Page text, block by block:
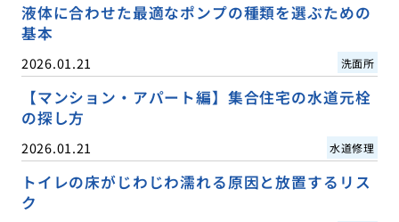
液体に合わせた最適なポンプの種類を選ぶための
基本
2026.01.21 洗面所
【マンション・アパート編】集合住宅の水道元栓
の探し方
2026.01.21 水道修理
トイレの床がじわじわ濡れる原因と放置するリス
ク